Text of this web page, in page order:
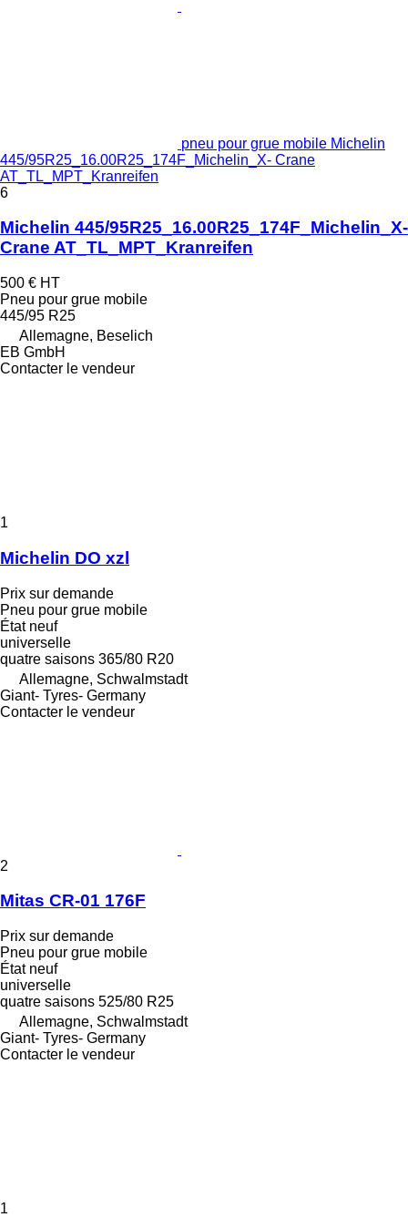
pneu pour grue mobile Michelin
445/95R25_16.00R25_174F_Michelin_X- Crane
AT_TL_MPT_Kranreifen
6
Michelin 445/95R25_16.00R25_174F_Michelin_X-
Crane AT_TL_MPT_Kranreifen
500 € HT
Pneu pour grue mobile
445/95 R25
Allemagne, Beselich
EB GmbH
Contacter le vendeur
1
Michelin DO xzl
Prix sur demande
Pneu pour grue mobile
Étatneuf
universelle
quatre saisons 365/80 R20
Allemagne, Schwalmstadt
Giant- Tyres- Germany
Contacter le vendeur
2
Mitas CR-01 176F
Prix sur demande
Pneu pour grue mobile
Étatneuf
universelle
quatre saisons 525/80 R25
Allemagne, Schwalmstadt
Giant- Tyres- Germany
Contacter le vendeur
1